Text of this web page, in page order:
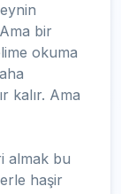
bir
okuma
kalır. Ama
almak bu
haşir